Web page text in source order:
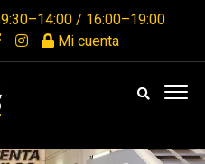
9:30–14:00 / 16:00–19:00
Mi cuenta